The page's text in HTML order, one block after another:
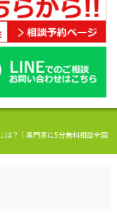
は？｜専門家に5分無料相談全国